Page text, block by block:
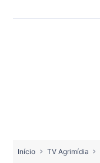
Início TV Agrimídia